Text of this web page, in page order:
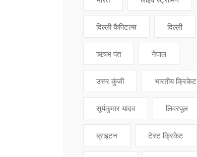
दिल्ली कैपिटल्स दिल्ली
ऋषभ पंत नेपाल
उत्तर कुंजी भारतीय क्रिकेट
सूर्यकुमार यादव लिवरपूल
ब्राइटन टेस्ट क्रिकेट